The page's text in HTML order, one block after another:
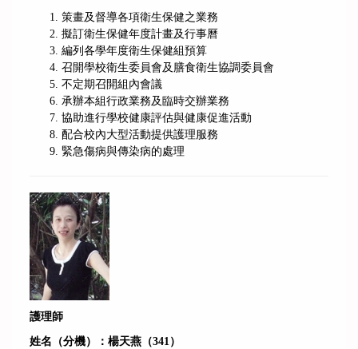
策畫及督導各項衛生保健之業務
擬訂衛生保健年度計畫及行事曆
編列各學年度衛生保健組預算
召開學校衛生委員會及膳食衛生協調委員會
不定期召開組內會議
承辦本組行政業務及臨時交辦業務
協助進行學校健康評估與健康促進活動
配合校內大型活動提供護理服務
緊急傷病與傳染病的處理
護理師
姓名（分機）：楊天燕（341）